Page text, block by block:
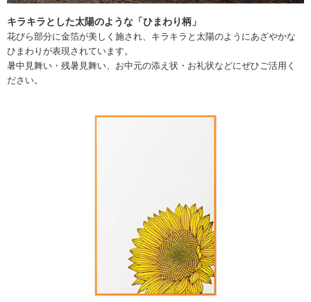
キラキラとした太陽のような「ひまわり柄」
花びら部分に金箔が美しく施され、キラキラと太陽のようにあざやかな
ひまわりが表現されています。
暑中見舞い・残暑見舞い、お中元の添え状・お礼状などにぜひご活用く
ださい。